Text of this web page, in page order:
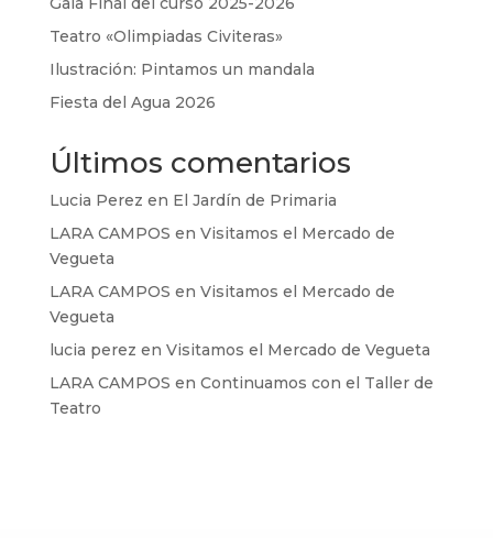
Teatro «Olimpiadas Civiteras»
Ilustración: Pintamos un mandala
Fiesta del Agua 2026
Últimos comentarios
Lucia Perez en El Jardín de Primaria
LARA CAMPOS en Visitamos el Mercado de
Vegueta
LARA CAMPOS en Visitamos el Mercado de
Vegueta
lucia perez en Visitamos el Mercado de Vegueta
LARA CAMPOS en Continuamos con el Taller de
Teatro